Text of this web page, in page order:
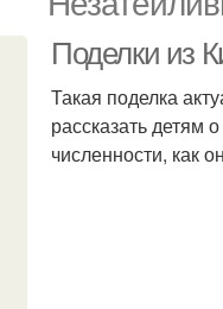
Поделки из
Такая поделка
рассказать детям
численности, как